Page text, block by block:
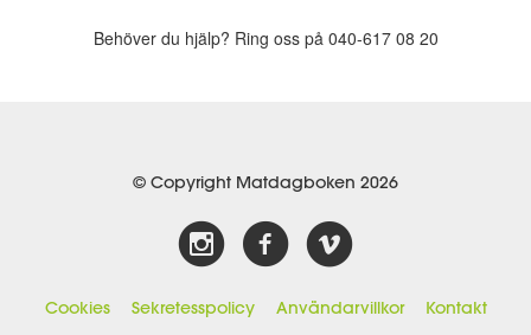
Behöver du hjälp? Ring oss på 040-617 08 20
© Copyright Matdagboken 2026
Cookies Sekretesspolicy Användarvillkor Kontakt